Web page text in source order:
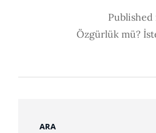
Navigation
Published
Özgürlük mü?
ARA